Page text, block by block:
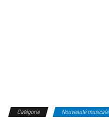
Catégorie Nouveauté musicale